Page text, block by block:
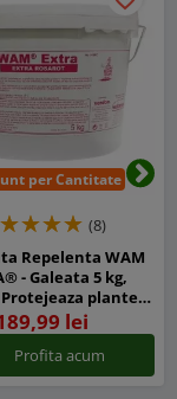
per Cantitate
(8)
Repelenta WAM
- Galeata 5 kg,
plantele
rozatoarelor
lei
Profita acum